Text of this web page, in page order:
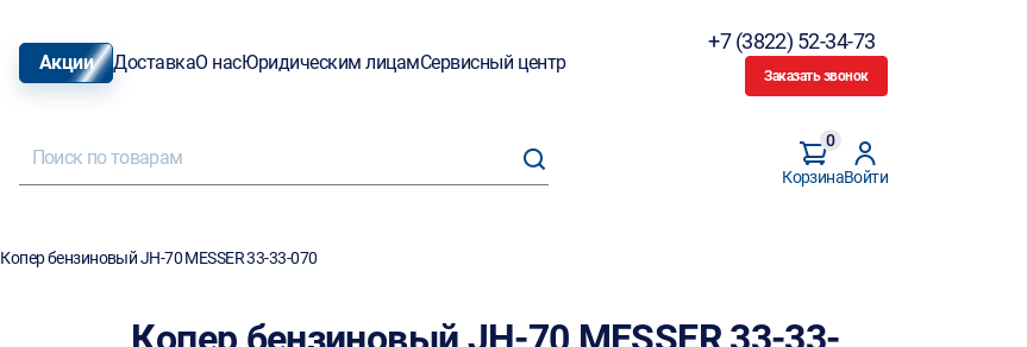
Акции ДоставкаО насЮридическим лицамСервисный центр
+7 (3822) 52-34-73
Заказать звонок
Корзина
0
Войти
Копер бензиновый JH-70 MESSER 33-33-070